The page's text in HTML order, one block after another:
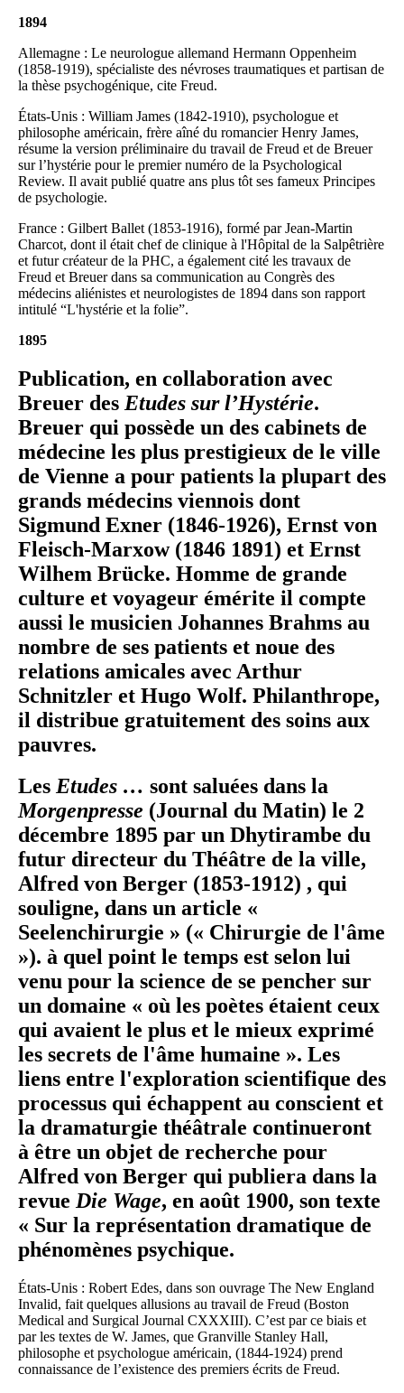
1894
Allemagne : Le neurologue allemand Hermann Oppenheim
(1858-1919), spécialiste des névroses traumatiques et partisan de
la thèse psychogénique, cite Freud.
États-Unis : William James (1842-1910), psychologue et
philosophe américain, frère aîné du romancier Henry James,
résume la version préliminaire du travail de Freud et de Breuer
sur l’hystérie pour le premier numéro de la Psychological
Review. Il avait publié quatre ans plus tôt ses fameux Principes
de psychologie.
France : Gilbert Ballet (1853-1916), formé par Jean-Martin
Charcot, dont il était chef de clinique à l'Hôpital de la Salpêtrière
et futur créateur de la PHC, a également cité les travaux de
Freud et Breuer dans sa communication au Congrès des
médecins aliénistes et neurologistes de 1894 dans son rapport
intitulé “L'hystérie et la folie”.
1895
Publication, en collaboration avec
Breuer des Etudes sur l’Hystérie.
Breuer qui possède un des cabinets de
médecine les plus prestigieux de le ville
de Vienne a pour patients la plupart des
grands médecins viennois dont
Sigmund Exner (1846-1926), Ernst von
Fleisch-Marxow (1846 1891) et Ernst
Wilhem Brücke. Homme de grande
culture et voyageur émérite il compte
aussi le musicien Johannes Brahms au
nombre de ses patients et noue des
relations amicales avec Arthur
Schnitzler et Hugo Wolf. Philanthrope,
il distribue gratuitement des soins aux
pauvres.
Les Etudes … sont saluées dans la
Morgenpresse (Journal du Matin) le 2
décembre 1895 par un Dhytirambe du
futur directeur du Théâtre de la ville,
Alfred von Berger (1853-1912) , qui
souligne, dans un article «
Seelenchirurgie » (« Chirurgie de l'âme
»). à quel point le temps est selon lui
venu pour la science de se pencher sur
un domaine « où les poètes étaient ceux
qui avaient le plus et le mieux exprimé
les secrets de l'âme humaine ». Les
liens entre l'exploration scientifique des
processus qui échappent au conscient et
la dramaturgie théâtrale continueront
à être un objet de recherche pour
Alfred von Berger qui publiera dans la
revue Die Wage, en août 1900, son texte
« Sur la représentation dramatique de
phénomènes psychique.
États-Unis : Robert Edes, dans son ouvrage The New England
Invalid, fait quelques allusions au travail de Freud (Boston
Medical and Surgical Journal CXXXIII). C’est par ce biais et
par les textes de W. James, que Granville Stanley Hall,
philosophe et psychologue américain, (1844-1924) prend
connaissance de l’existence des premiers écrits de Freud.